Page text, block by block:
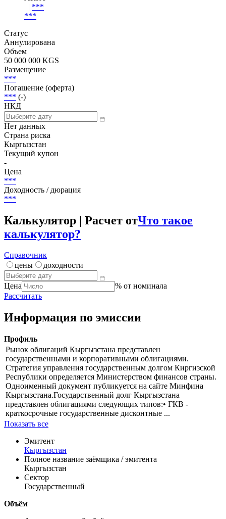
| ***
***
Статус
Аннулирована
Объем
50 000 000 KGS
Размещение
***
Погашение (оферта)
*** (-)
НКД
Нет данных
Страна риска
Кыргызстан
Текущий купон
-
Цена
***
Доходность / дюрация
***
Калькулятор | Расчет отЧто такое
калькулятор?
Справочник
цены
доходности
Цена
% от номинала
Рассчитать
Информация по эмиссии
Профиль
Рынок облигаций Кыргызстана представлен
государственными и корпоративными облигациями.
Стратегия управления государственным долгом Киргизской
Республики определяется Министерством финансов страны.
Одноименный документ публикуется на сайте Минфина
Кыргызстана.Государственный долг Кыргызстана
представлен облигациями следующих типов:• ГКВ -
краткосрочные государственные дисконтные ...
Показать все
Эмитент
Кыргызстан
Полное название заёмщика / эмитента
Кыргызстан
Сектор
Государственный
Объём